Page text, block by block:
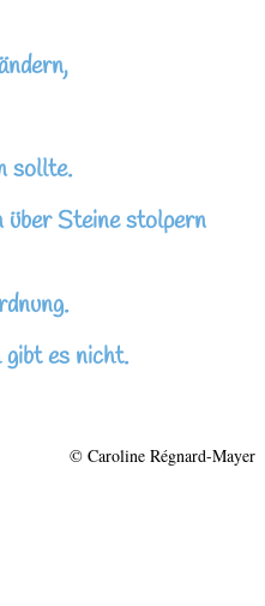
sollte.
über Steine stolpern
es nicht.
© Caroline Régnard-Mayer